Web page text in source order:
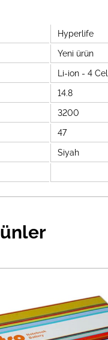
Hyperlife
Yeni ürün
Li-ion - 4 Cell
14.8
3200
47
Siyah